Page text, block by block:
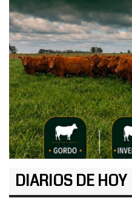
DIARIOS DE HOY